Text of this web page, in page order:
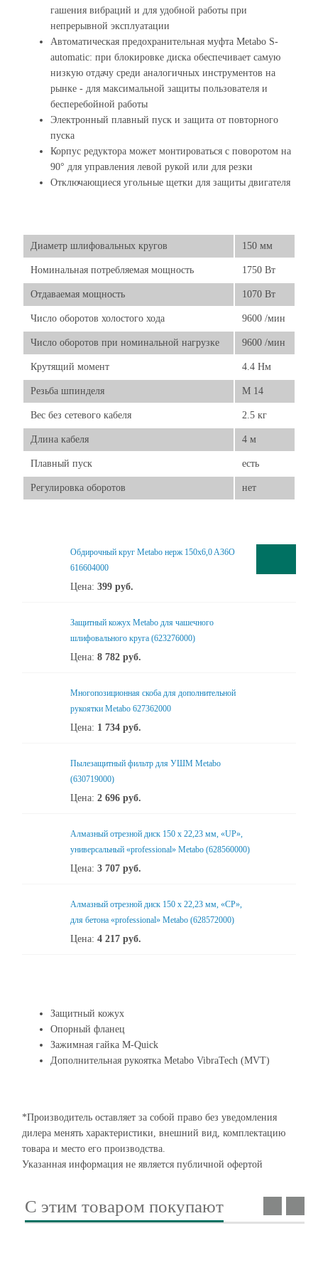
гашения вибраций и для удобной работы при
непрерывной эксплуатации
Автоматическая предохранительная муфта Metabo S-
automatic: при блокировке диска обеспечивает самую
низкую отдачу среди аналогичных инструментов на
рынке - для максимальной защиты пользователя и
бесперебойной работы
Электронный плавный пуск и защита от повторного
пуска
Корпус редуктора может монтироваться с поворотом на
90° для управления левой рукой или для резки
Отключающиеся угольные щетки для защиты двигателя
Диаметр шлифовальных кругов 150 мм
Номинальная потребляемая мощность 1750 Вт
Отдаваемая мощность 1070 Вт
Число оборотов холостого хода 9600 /мин
Число оборотов при номинальной нагрузке 9600 /мин
Крутящий момент 4.4 Нм
Резьба шпинделя М 14
Вес без сетевого кабеля 2.5 кг
Длина кабеля 4 м
Плавный пуск есть
Регулировка оборотов нет
Обдирочный круг Metabo нерж 150x6,0 A36O
616604000
Цена: 399 руб.
Защитный кожух Metabo для чашечного
шлифовального круга (623276000)
Цена: 8 782 руб.
Многопозиционная скоба для дополнительной
рукоятки Metabo 627362000
Цена: 1 734 руб.
Пылезащитный фильтр для УШМ Metabo
(630719000)
Цена: 2 696 руб.
Алмазный отрезной диск 150 x 22,23 мм, «UP»,
универсальный «professional» Metabo (628560000)
Цена: 3 707 руб.
Алмазный отрезной диск 150 x 22,23 мм, «CP»,
для бетона «professional» Metabo (628572000)
Цена: 4 217 руб.
Защитный кожух
Опорный фланец
Зажимная гайка M-Quick
Дополнительная рукоятка Metabo VibraTech (MVT)
*Производитель оставляет за собой право без уведомления
дилера менять характеристики, внешний вид, комплектацию
товара и место его производства.
Указанная информация не является публичной офертой
С этим товаром покупают